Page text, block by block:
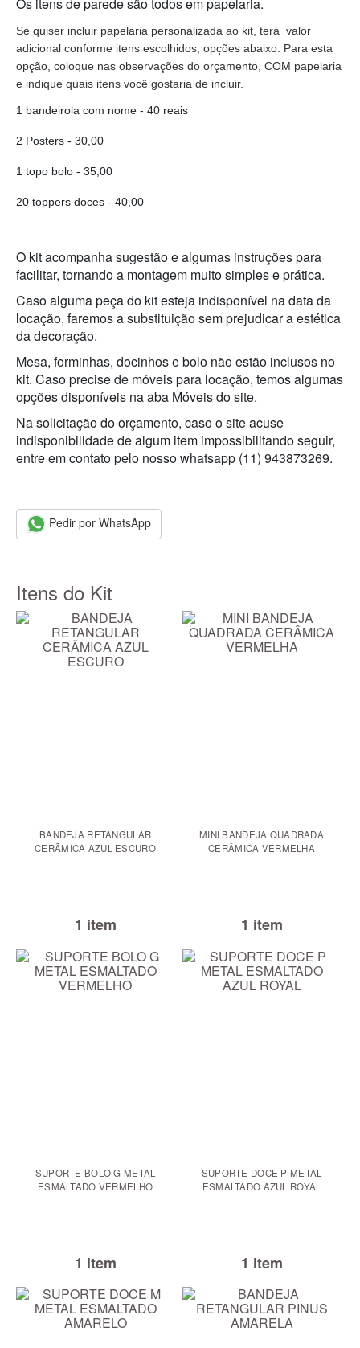
Os itens de parede são todos em papelaria.
Se quiser incluir papelaria personalizada ao kit, terá  valor
adicional conforme itens escolhidos, opções abaixo. Para esta
opção, coloque nas observações do orçamento, COM papelaria
e indique quais itens você gostaria de incluir.
1 bandeirola com nome - 40 reais
2 Posters - 30,00
1 topo bolo - 35,00
20 toppers doces - 40,00
O kit acompanha sugestão e algumas instruções para
facilitar, tornando a montagem muito simples e prática.
Caso alguma peça do kit esteja indisponível na data da
locação, faremos a substituição sem prejudicar a estética
da decoração.
Mesa, forminhas, docinhos e bolo não estão inclusos no
kit. Caso precise de móveis para locação, temos algumas
opções disponíveis na aba Móveis do site.
Na solicitação do orçamento, caso o site acuse
indisponibilidade de algum item impossibilitando seguir,
entre em contato pelo nosso whatsapp (11) 943873269.
Pedir por WhatsApp
Itens do Kit
BANDEJA RETANGULAR
CERÃMICA AZUL ESCURO
1 item
MINI BANDEJA QUADRADA
CERÂMICA VERMELHA
1 item
SUPORTE BOLO G METAL
ESMALTADO VERMELHO
1 item
SUPORTE DOCE P METAL
ESMALTADO AZUL ROYAL
1 item